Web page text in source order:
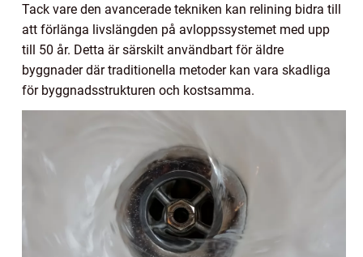
Tack vare den avancerade tekniken kan relining bidra till
att förlänga livslängden på avloppssystemet med upp
till 50 år. Detta är särskilt användbart för äldre
byggnader där traditionella metoder kan vara skadliga
för byggnadsstrukturen och kostsamma.